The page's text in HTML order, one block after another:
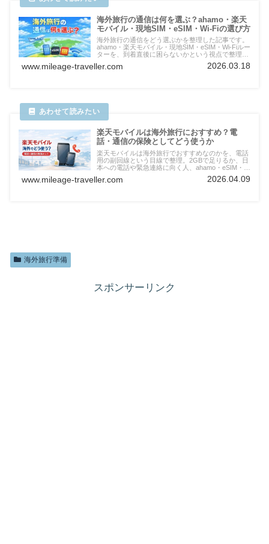
海外旅行の通信は何を選ぶ？ahamo・楽天
モバイル・現地SIM・eSIM・Wi-Fiの選び方
海外旅行の通信をどう選ぶかを整理した記事です。
ahamo・楽天モバイル・現地SIM・eSIM・Wi-Fiルー
ターを、到着直後に困らないかという視点で整理
し、自分に合う通信手段を選びやすくまとめます。
www.mileage-traveller.com 2026.03.18
楽天モバイルは海外旅行におすすめ？電
話・通信の保険としてどう使うか
楽天モバイルは海外旅行でおすすめなのかを、電話
用の副回線という目線で整理。2GBで足りるか、日
本への電話や緊急連絡に向く人、ahamo・eSIM・現
地SIMとの使い分け、長期旅行での考え方まで分か
ります。
www.mileage-traveller.com 2026.04.09
海外旅行準備
スポンサーリンク